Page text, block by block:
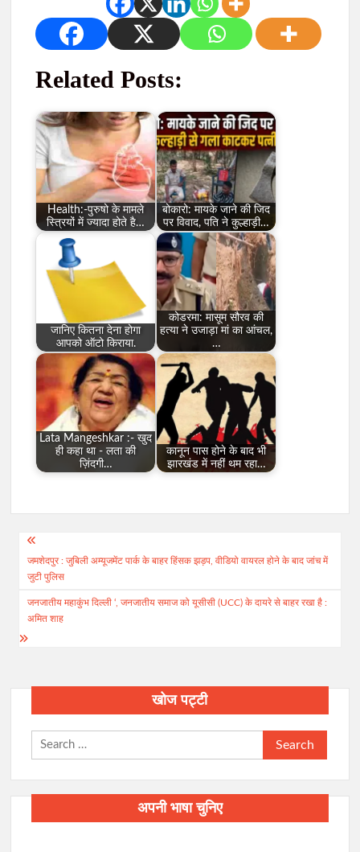
Related Posts:
Health:-पुरुषो के मामले
स्त्रियों में ज्यादा होते है…
बोकारो: मायके जाने की जिद
पर विवाद, पति ने कुल्हाड़ी…
जानिए कितना देना होगा
आपको ऑटो किराया.
कोडरमा: मासूम सौरव की
हत्या ने उजाड़ा मां का आंचल,
…
Lata Mangeshkar :- खुद
ही कहा था - लता की
ज़िंदगी…
कानून पास होने के बाद भी
झारखंड में नहीं थम रहा…
Post
navigation
जमशेदपुर : जुबिली अम्यूजमेंट पार्क के बाहर हिंसक झड़प, वीडियो वायरल होने के बाद जांच में
जुटी पुलिस
जनजातीय महाकुंभ दिल्ली ‘, जनजातीय समाज को यूसीसी (UCC) के दायरे से बाहर रखा है :
अमित शाह
खोज पट्टी
Search
for:
अपनी भाषा चुनिए